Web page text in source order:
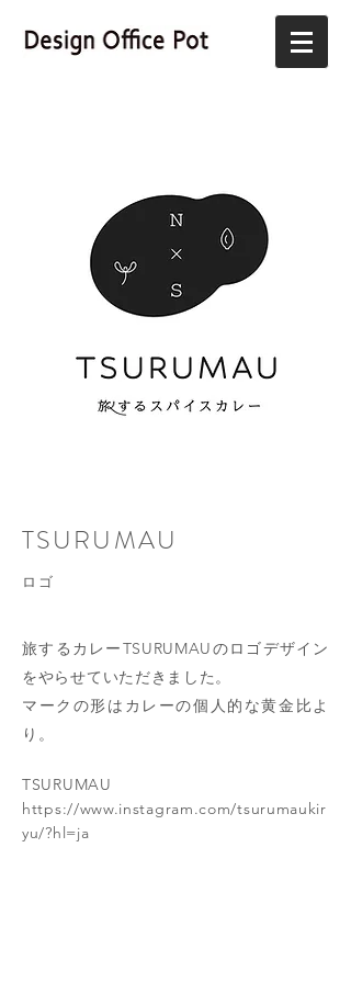
TSURUMAU
​ロゴ
旅するカレーTSURUMAUのロゴデザイン
をやらせていただきました。
マークの形はカレーの個人的な黄金比よ
り。
TSURUMAU
https://www.instagram.com/tsurumaukir
yu/?hl=ja